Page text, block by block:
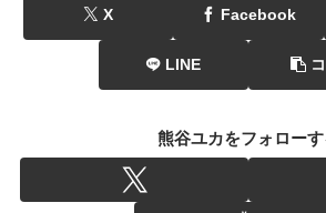
X Facebook
LINE
熊谷ユカをフォローす